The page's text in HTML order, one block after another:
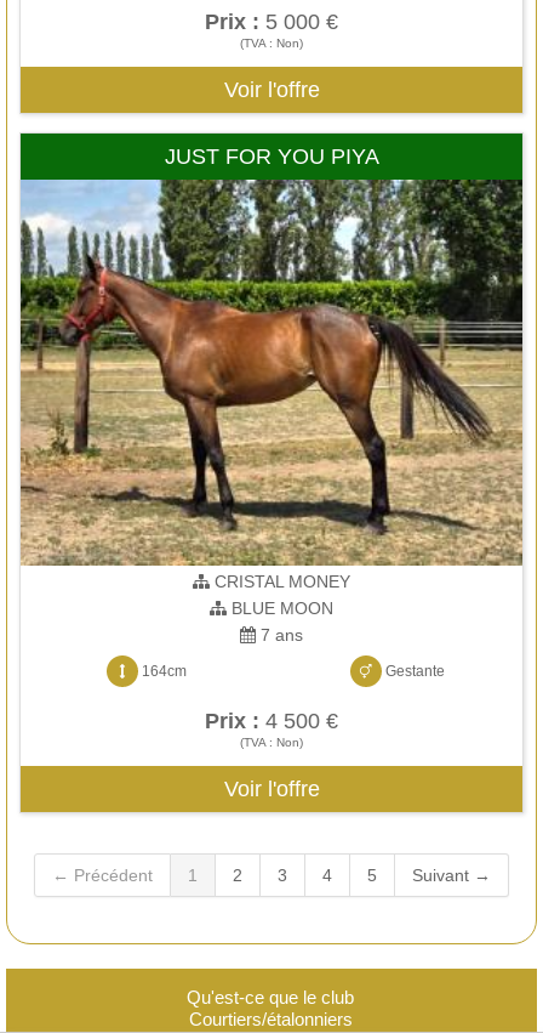
Prix : 5 000 €
(TVA : Non)
Voir l'offre
JUST FOR YOU PIYA
CRISTAL MONEY
BLUE MOON
7 ans
164cm Gestante
Prix : 4 500 €
(TVA : Non)
Voir l'offre
← Précédent 1 2 3 4 5 Suivant →
Qu'est-ce que le club
Courtiers/étalonniers